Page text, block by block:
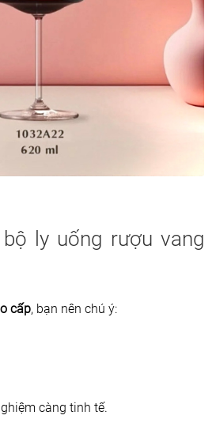
ly uống rượu vang
cấp, bạn nên chú ý:
càng tinh tế.